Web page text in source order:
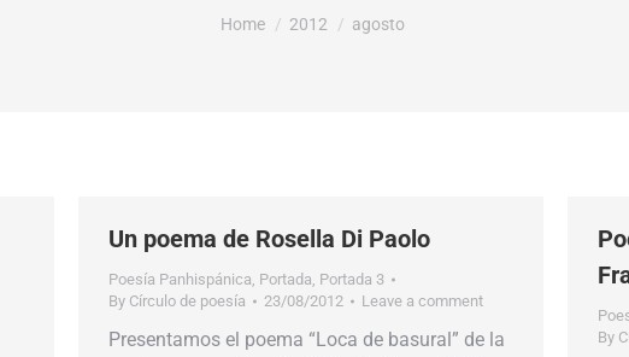
You are here:
Home 2012 agosto
Un poema de Rosella Di Paolo
Poesía Panhispánica, Portada, Portada 3
By Círculo de poesía 23/08/2012 Leave a comment
Presentamos el poema “Loca de basural” de la
By